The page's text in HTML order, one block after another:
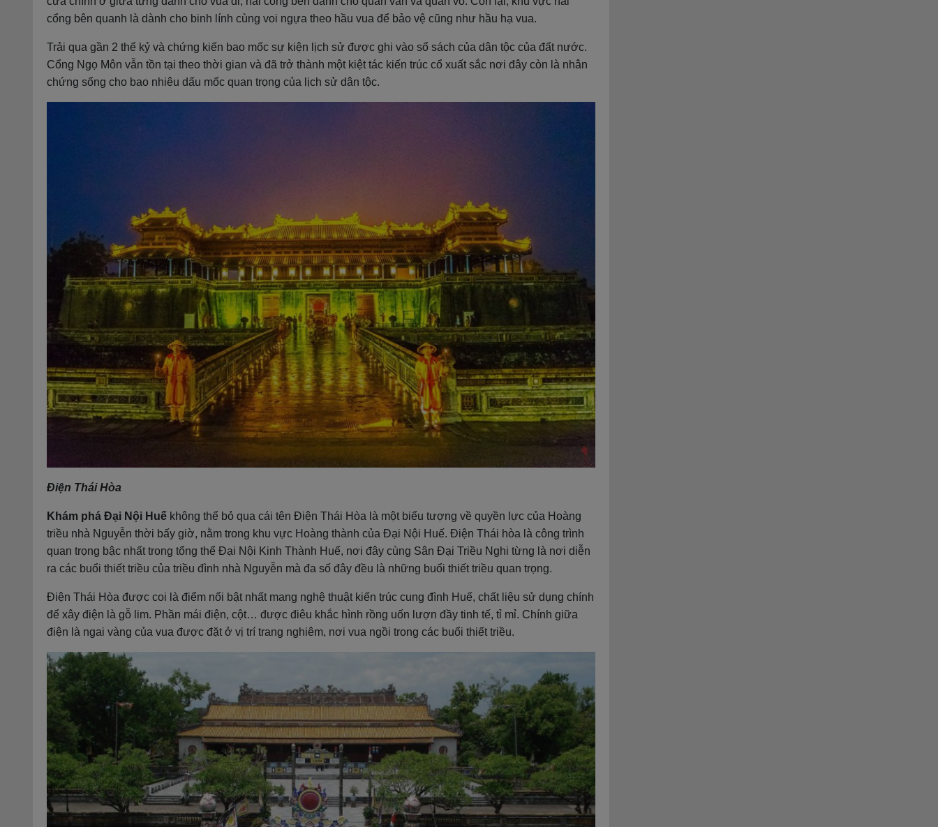
cổng bên quanh là dành cho binh lính cùng voi ngựa theo hầu vua để bảo vệ cũng như hầu hạ vua.
Trải qua gần 2 thế kỷ và chứng kiến bao mốc sự kiện lịch sử được ghi vào sổ sách của dân tộc của đất nước.
Cổng Ngọ Môn vẫn tồn tại theo thời gian và đã trở thành một kiệt tác kiến trúc cổ xuất sắc nơi đây còn là nhân
chứng sống cho bao nhiêu dấu mốc quan trọng của lịch sử dân tộc.
Điện Thái Hòa
Khám phá Đại Nội Huế không thể bỏ qua cái tên Điện Thái Hòa là một biểu tượng về quyền lực của Hoàng
triều nhà Nguyễn thời bấy giờ, nằm trong khu vực Hoàng thành của Đại Nội Huế. Điện Thái hòa là công trình
quan trọng bậc nhất trong tổng thể Đại Nội Kinh Thành Huế, nơi đây cùng Sân Đại Triều Nghi từng là nơi diễn
ra các buổi thiết triều của triều đình nhà Nguyễn mà đa số đây đều là những buổi thiết triều quan trọng.
Điện Thái Hòa được coi là điểm nổi bật nhất mang nghệ thuật kiến trúc cung đình Huế, chất liệu sử dụng chính
để xây điện là gỗ lim. Phần mái điện, cột… được điêu khắc hình rồng uốn lượn đầy tinh tế, tỉ mỉ. Chính giữa
điện là ngai vàng của vua được đặt ở vị trí trang nghiêm, nơi vua ngồi trong các buổi thiết triều.